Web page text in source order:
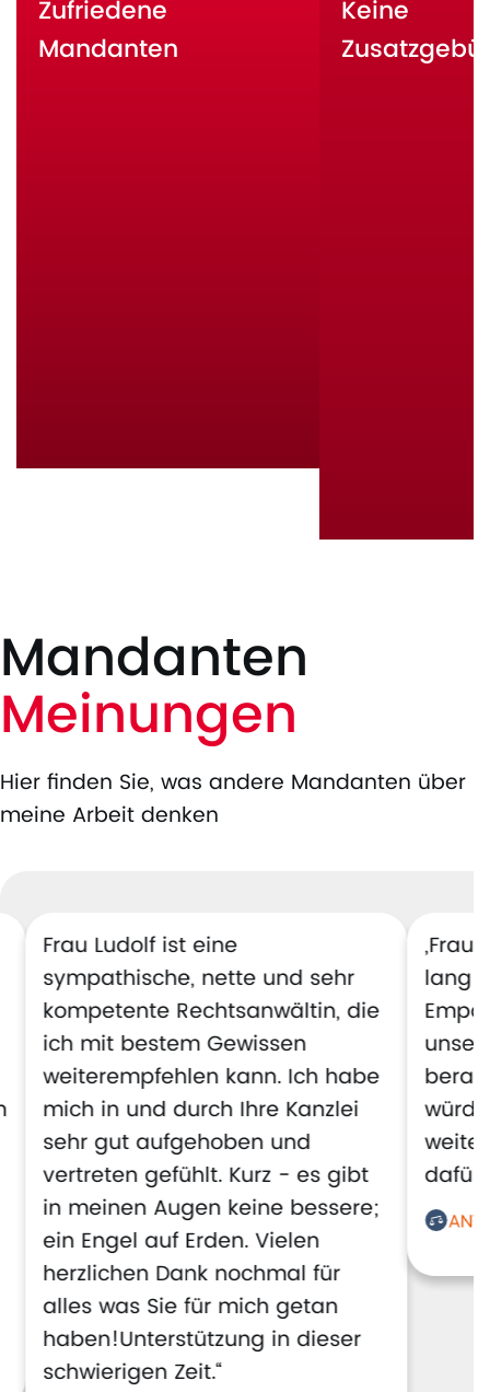
Zufriedene
Mandanten
Keine
Mandanten
Meinungen
Hier finden Sie, was andere Mandanten über
meine Arbeit denken
Frau Ludolf ist eine
sympathische, nette und sehr
kompetente Rechtsanwältin, die
ich mit bestem Gewissen
weiterempfehlen kann. Ich habe
mich in und durch Ihre Kanzlei
sehr gut aufgehoben und
vertreten gefühlt. Kurz - es gibt
in meinen Augen keine bessere;
ein Engel auf Erden. Vielen
herzlichen Dank nochmal für
alles was Sie für mich getan
haben!Unterstützung in dieser
schwierigen Zeit.“
lang